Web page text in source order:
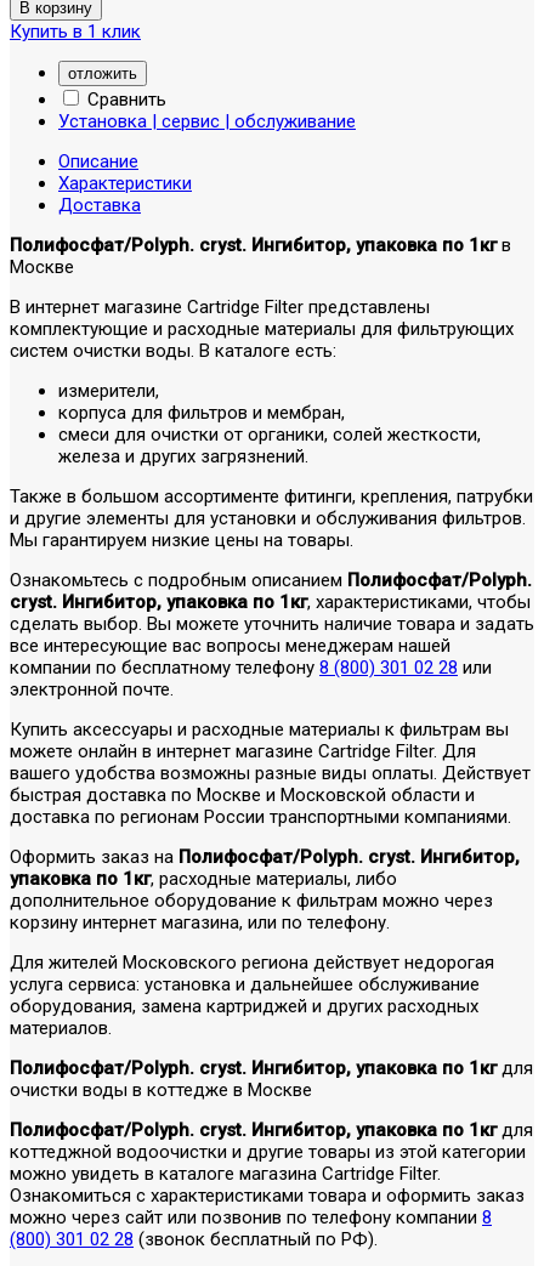
Купить в 1 клик
отложить
Сравнить
Установка | сервис | обслуживание
Описание
Характеристики
Доставка
Полифосфат/Polyph. cryst. Ингибитор, упаковка по 1кгв
Москве
В интернет магазине Cartridge Filter представлены
комплектующие и расходные материалы для фильтрующих
систем очистки воды. В каталоге есть:
измерители,
корпуса для фильтров и мембран,
смеси для очистки от органики, солей жесткости,
железа и других загрязнений.
Также в большом ассортименте фитинги, крепления, патрубки
и другие элементы для установки и обслуживания фильтров.
Мы гарантируем низкие цены на товары.
Ознакомьтесь с подробным описанием Полифосфат/Polyph.
cryst. Ингибитор, упаковка по 1кг, характеристиками, чтобы
сделать выбор. Вы можете уточнить наличие товара и задать
все интересующие вас вопросы менеджерам нашей
компании по бесплатному телефону 8 (800) 301 02 28 или
электронной почте.
Купить аксессуары и расходные материалы к фильтрам вы
можете онлайн в интернет магазине Cartridge Filter. Для
вашего удобства возможны разные виды оплаты. Действует
быстрая доставка по Москве и Московской области и
доставка по регионам России транспортными компаниями.
Оформить заказ на Полифосфат/Polyph. cryst. Ингибитор,
упаковка по 1кг, расходные материалы, либо
дополнительное оборудование к фильтрам можно через
корзину интернет магазина, или по телефону.
Для жителей Московского региона действует недорогая
услуга сервиса: установка и дальнейшее обслуживание
оборудования, замена картриджей и других расходных
материалов.
Полифосфат/Polyph. cryst. Ингибитор, упаковка по 1кгдля
очистки воды в коттедже в Москве
Полифосфат/Polyph. cryst. Ингибитор, упаковка по 1кгдля
коттеджной водоочистки и другие товары из этой категории
можно увидеть в каталоге магазина Cartridge Filter.
Ознакомиться с характеристиками товара и оформить заказ
можно через сайт или позвонив по телефону компании 8
(800) 301 02 28 (звонок бесплатный по РФ).